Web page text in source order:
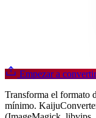
Empezar a
Transforma el formato
mínimo.